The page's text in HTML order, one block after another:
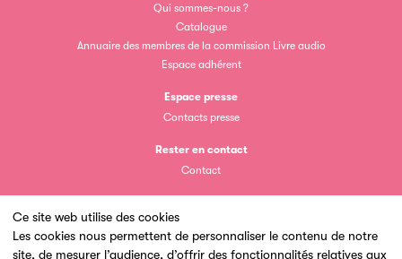
Ce site web utilise des cookies
Les cookies nous permettent de personnaliser le contenu de notre
site, de mesurer l’audience, d’offrir des fonctionnalités relatives aux
Qui sommes-nous ?
Catalogue
Annuaire des membres de la commission Livre audio
Espace adhérent
Espace presse
Contacts presse
Rester en contact
Contact
Un site du